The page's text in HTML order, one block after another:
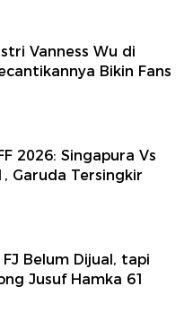
Vanness Wu di
Bikin Fans
2026: Singapura Vs
Garuda Tersingkir
Belum Dijual, tapi
Jusuf Hamka 61